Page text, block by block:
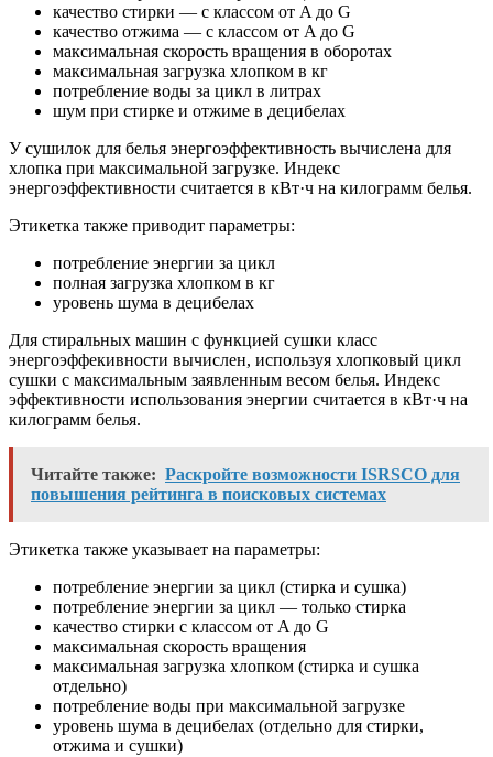
качество стирки — с классом от A до G
качество отжима — с классом от A до G
максимальная скорость вращения в оборотах
максимальная загрузка хлопком в кг
потребление воды за цикл в литрах
шум при стирке и отжиме в децибелах
У сушилок для белья энергоэффективность вычислена для
хлопка при максимальной загрузке. Индекс
энергоэффективности считается в кВт·ч на килограмм белья.
Этикетка также приводит параметры:
потребление энергии за цикл
полная загрузка хлопком в кг
уровень шума в децибелах
Для стиральных машин с функцией сушки класс
энергоэффекивности вычислен, используя хлопковый цикл
сушки с максимальным заявленным весом белья. Индекс
эффективности использования энергии считается в кВт·ч на
килограмм белья.
Читайте также: Раскройте возможности ISRSCO для
повышения рейтинга в поисковых системах
Этикетка также указывает на параметры:
потребление энергии за цикл (стирка и сушка)
потребление энергии за цикл — только стирка
качество стирки с классом от A до G
максимальная скорость вращения
максимальная загрузка хлопком (стирка и сушка
отдельно)
потребление воды при максимальной загрузке
уровень шума в децибелах (отдельно для стирки,
отжима и сушки)